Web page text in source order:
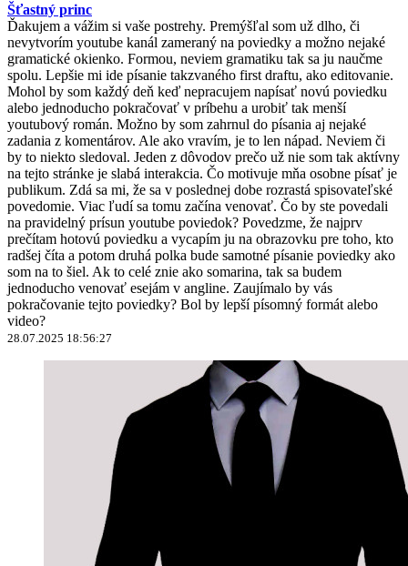
Šťastný princ
Ďakujem a vážim si vaše postrehy. Premýšľal som už dlho, či
nevytvorím youtube kanál zameraný na poviedky a možno nejaké
gramatické okienko. Formou, neviem gramatiku tak sa ju naučme
spolu. Lepšie mi ide písanie takzvaného first draftu, ako editovanie.
Mohol by som každý deň keď nepracujem napísať novú poviedku
alebo jednoducho pokračovať v príbehu a urobiť tak menší
youtubový román. Možno by som zahrnul do písania aj nejaké
zadania z komentárov. Ale ako vravím, je to len nápad. Neviem či
by to niekto sledoval. Jeden z dôvodov prečo už nie som tak aktívny
na tejto stránke je slabá interakcia. Čo motivuje mňa osobne písať je
publikum. Zdá sa mi, že sa v poslednej dobe rozrastá spisovateľské
povedomie. Viac ľudí sa tomu začína venovať. Čo by ste povedali
na pravidelný prísun youtube poviedok? Povedzme, že najprv
prečítam hotovú poviedku a vycapím ju na obrazovku pre toho, kto
radšej číta a potom druhá polka bude samotné písanie poviedky ako
som na to šiel. Ak to celé znie ako somarina, tak sa budem
jednoducho venovať esejám v angline. Zaujímalo by vás
pokračovanie tejto poviedky? Bol by lepší písomný formát alebo
video?
28.07.2025 18:56:27